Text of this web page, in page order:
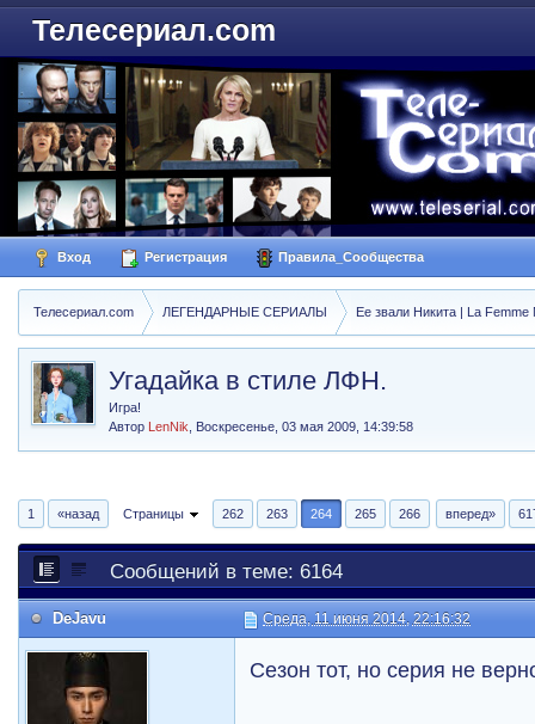
Телесериал.com
Вход Регистрация Правила_Сообщества
Телесериал.com ЛЕГЕНДАРНЫЕ СЕРИАЛЫ Ее звали Никита | La Femme
Угадайка в стиле ЛФН.
Игра!
Автор LenNik Воскресенье, 03 мая 2009, 14:39:58
1 «назад Страницы 262 263 264 265 266 вперед»
Сообщений в теме: 6164
DeJavu Среда, 11 июня 2014, 22:16:32
Сезон тот, но серия не